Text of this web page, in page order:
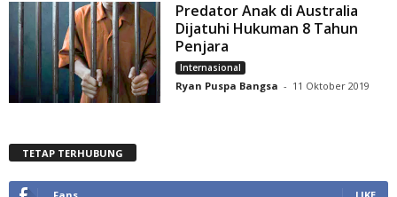
Predator Anak di Australia
Dijatuhi Hukuman 8 Tahun
Penjara
Internasional
Ryan Puspa Bangsa - 11 Oktober 2019
TETAP TERHUBUNG